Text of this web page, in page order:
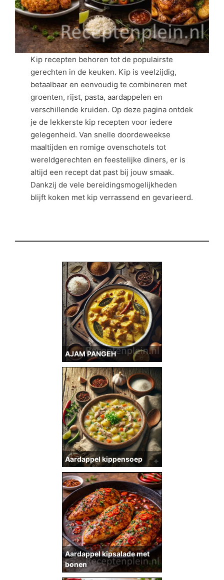
Kip recepten behoren tot de populairste
gerechten in de keuken. Kip is veelzijdig,
betaalbaar en eenvoudig te combineren met
groenten, rijst, pasta, aardappelen en
verschillende kruiden. Op deze pagina ontdek
je de lekkerste kip recepten voor iedere
gelegenheid. Van snelle doordeweekse
maaltijden en romige ovenschotels tot
wereldgerechten en feestelijke diners, er is
altijd een recept dat past bij jouw smaak.
Dankzij de vele bereidingsmogelijkheden
blijft koken met kip verrassend en gevarieerd.
Aardappel kippensoep
Aardappel kipsalade met
bonen
AJAM PANGEH